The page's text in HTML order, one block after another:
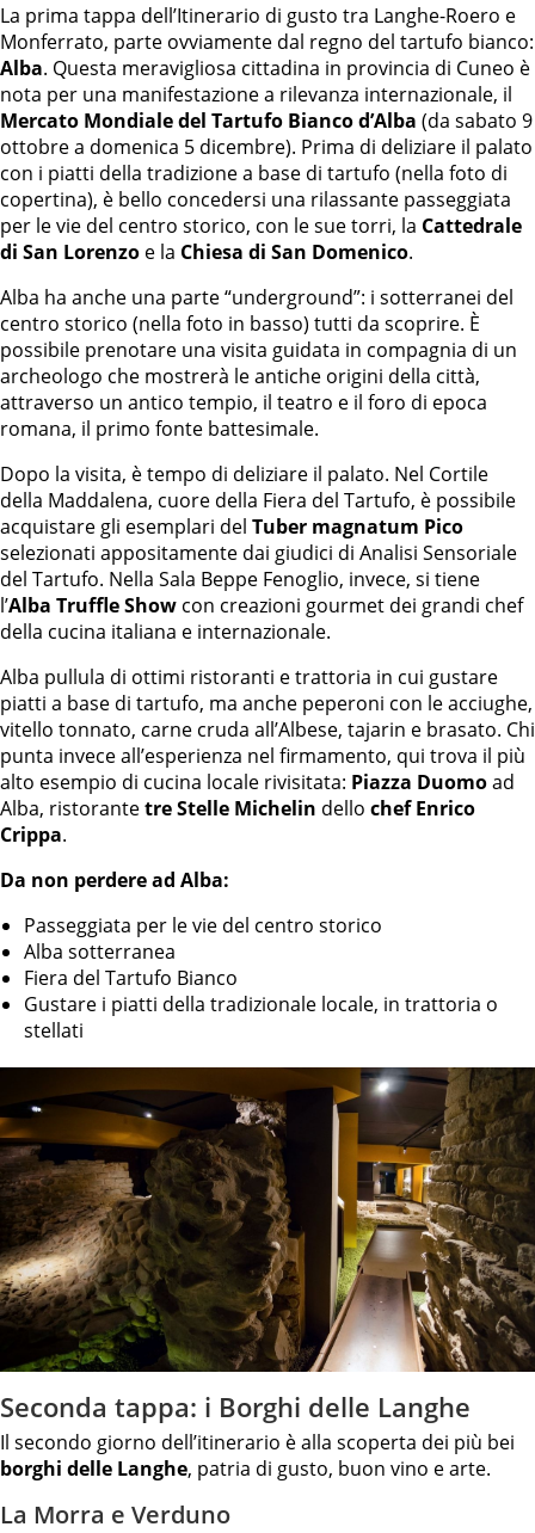
La prima tappa dell’Itinerario di gusto tra Langhe-Roero e
Monferrato, parte ovviamente dal regno del tartufo bianco:
Alba. Questa meravigliosa cittadina in provincia di Cuneo è
nota per una manifestazione a rilevanza internazionale, il
Mercato Mondiale del Tartufo Bianco d’Alba (da sabato 9
ottobre a domenica 5 dicembre). Prima di deliziare il palato
con i piatti della tradizione a base di tartufo (nella foto di
copertina), è bello concedersi una rilassante passeggiata
per le vie del centro storico, con le sue torri, la Cattedrale
di San Lorenzo e la Chiesa di San Domenico.
Alba ha anche una parte “underground”: i sotterranei del
centro storico (nella foto in basso) tutti da scoprire. È
possibile prenotare una visita guidata in compagnia di un
archeologo che mostrerà le antiche origini della città,
attraverso un antico tempio, il teatro e il foro di epoca
romana, il primo fonte battesimale.
Dopo la visita, è tempo di deliziare il palato. Nel Cortile
della Maddalena, cuore della Fiera del Tartufo, è possibile
acquistare gli esemplari del Tuber magnatum Pico
selezionati appositamente dai giudici di Analisi Sensoriale
del Tartufo. Nella Sala Beppe Fenoglio, invece, si tiene
l’Alba Truffle Show con creazioni gourmet dei grandi chef
della cucina italiana e internazionale.
Alba pullula di ottimi ristoranti e trattoria in cui gustare
piatti a base di tartufo, ma anche peperoni con le acciughe,
vitello tonnato, carne cruda all’Albese, tajarin e brasato. Chi
punta invece all’esperienza nel firmamento, qui trova il più
alto esempio di cucina locale rivisitata: Piazza Duomoad
Alba, ristorantetre Stelle Michelin dello chef Enrico
Crippa.
Da non perdere ad Alba:
Passeggiata per le vie del centro storico
Alba sotterranea
Fiera del Tartufo Bianco
Gustare i piatti della tradizionale locale, in trattoria o
stellati
Seconda tappa: i Borghi delle Langhe
Il secondo giorno dell’itinerario è alla scoperta dei più bei
borghi delle Langhe, patria di gusto, buon vino e arte.
La Morra e Verduno